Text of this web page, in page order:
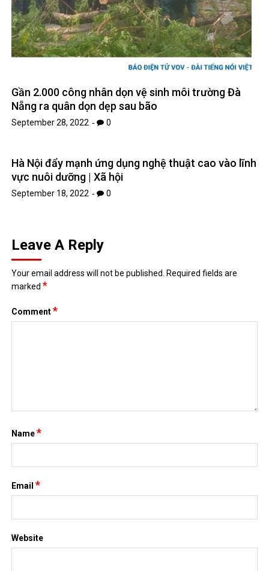
Gần 2.000 công nhân dọn vệ sinh môi trường Đà
Nẵng ra quân dọn dẹp sau bão
September 28, 2022 0
Hà Nội đẩy mạnh ứng dụng nghệ thuật cao vào lĩnh
vực nuôi dưỡng | Xã hội
September 18, 2022 0
Leave A Reply
Your email address will not be published. Required fields are
marked*
Comment*
Name*
Email*
Website